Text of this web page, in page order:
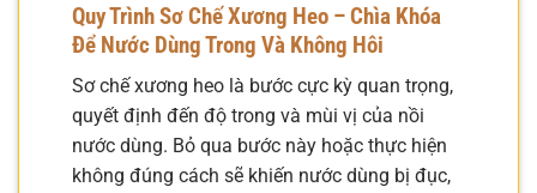
Quy Trình Sơ Chế Xương Heo – Chìa Khóa
Để Nước Dùng Trong Và Không Hôi
Sơ chế xương heo là bước cực kỳ quan trọng,
quyết định đến độ trong và mùi vị của nồi
nước dùng. Bỏ qua bước này hoặc thực hiện
không đúng cách sẽ khiến nước dùng bị đục,